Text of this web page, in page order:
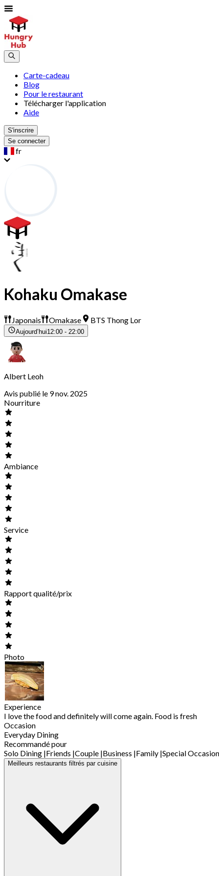
Carte-cadeau
Blog
Pour le restaurant
Télécharger l'application
Aide
S'inscrire
Se connecter
fr
Kohaku Omakase
Japonais Omakase BTS Thong Lor
Aujourd’hui12:00 - 22:00
Albert Leoh
Avis publié le 9 nov. 2025
Nourriture
Ambiance
Service
Rapport qualité/prix
Photo
Experience
I love the food and definitely will come again. Food is fresh
Occasion
Everyday Dining
Recommandé pour
Solo Dining |Friends |Couple |Business |Family |Special Occasion
Meilleurs restaurants filtrés par cuisine